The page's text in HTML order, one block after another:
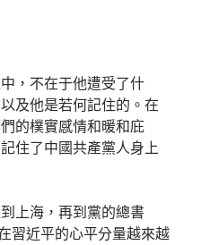
，不在于他遭受了什
及他是若何記住的。在
的樸實感情和暖和庇
住了中國共產黨人身上
上海，再到黨的總書
習近平的心平分量越來越